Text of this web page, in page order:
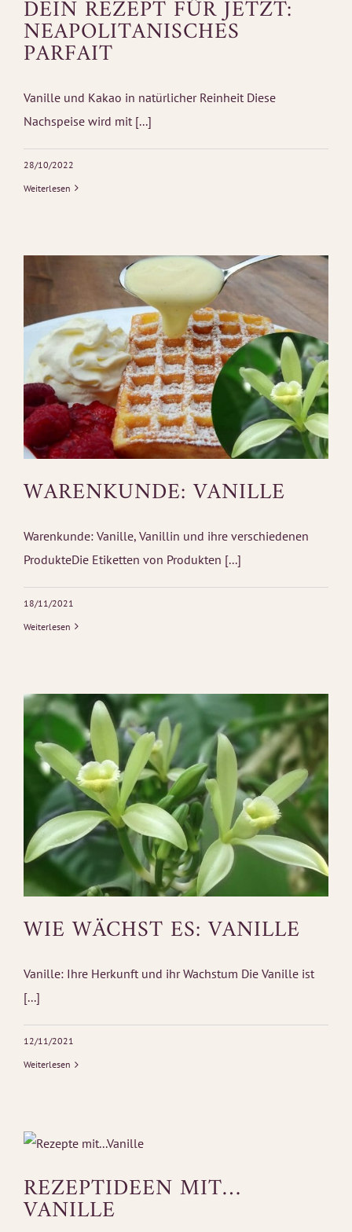
DEIN REZEPT FÜR JETZT:
NEAPOLITANISCHES
PARFAIT
Vanille und Kakao in natürlicher Reinheit Diese
Nachspeise wird mit [...]
28/10/2022
Weiterlesen
WARENKUNDE: VANILLE
Warenkunde: Vanille, Vanillin und ihre verschiedenen
ProdukteDie Etiketten von Produkten [...]
18/11/2021
Weiterlesen
WIE WÄCHST ES: VANILLE
Vanille: Ihre Herkunft und ihr Wachstum Die Vanille ist
[...]
12/11/2021
Weiterlesen
REZEPTIDEEN MIT…
VANILLE